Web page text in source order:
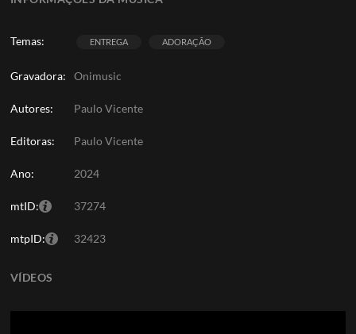
Temas: ENTREGA ADORAÇÃO
Gravadora: Onimusic
Autores: Paulo Vicente
Editoras: Paulo Vicente
Ano: 2024
mtID: 37274
mtpID: 32423
VÍDEOS